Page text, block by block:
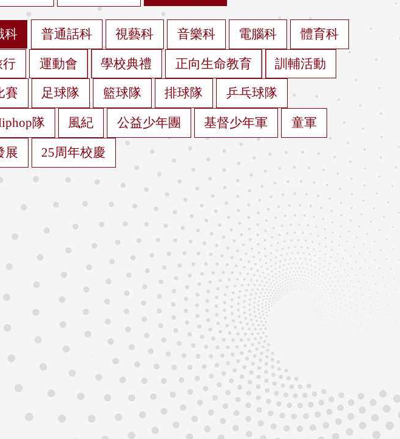
科 普通話科 視藝科 音樂科 電腦科 體育科
行 運動會 學校典禮 正向生命教育 訓輔活動
賽 足球隊 籃球隊 排球隊 乒乓球隊
隊 風紀 公益少年團 基督少年軍 童軍
展 25周年校慶